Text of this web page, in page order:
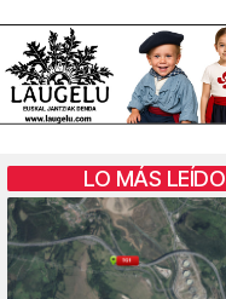
LO MÁS LEÍDO